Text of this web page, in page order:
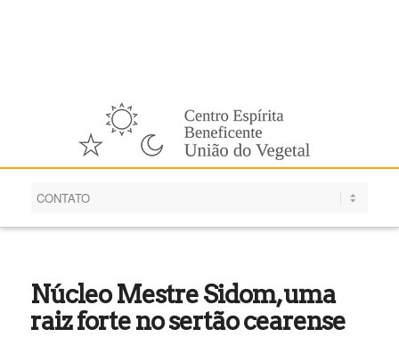
Núcleo Mestre Sidom, uma
raiz forte no sertão cearense